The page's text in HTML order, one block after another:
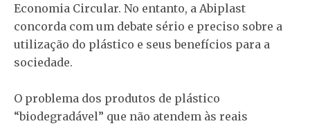
Economia Circular. No entanto, a Abiplast
concorda com um debate sério e preciso sobre a
utilização do plástico e seus benefícios para a
sociedade.
O problema dos produtos de plástico
“biodegradável” que não atendem às reais